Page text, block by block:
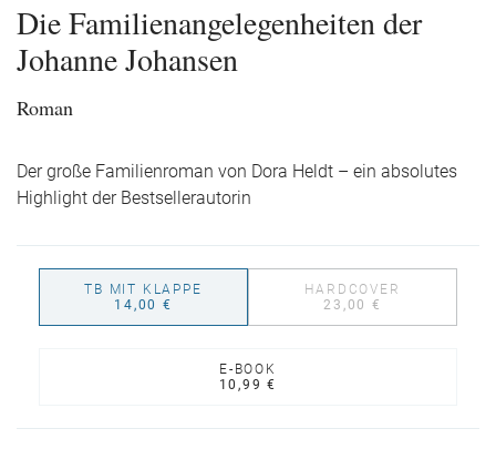
Die Familienangelegenheiten der
Johanne Johansen
Roman
Der große Familienroman von Dora Heldt – ein absolutes
Highlight der Bestsellerautorin
TB MIT KLAPPE
14,00 €
HARDCOVER
23,00 €
E-BOOK
10,99 €